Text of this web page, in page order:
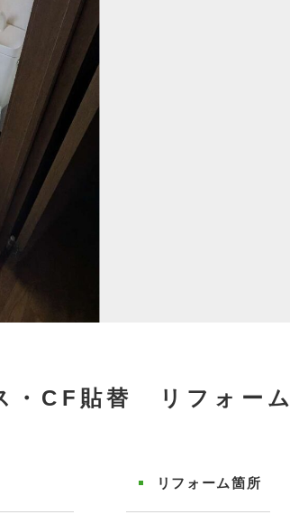
CF貼替 リフォーム
リフォーム箇所